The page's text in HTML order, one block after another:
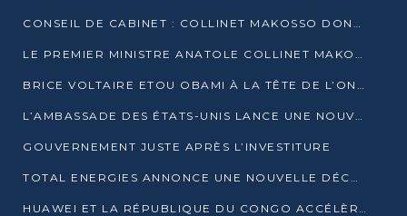
CONSEIL DE CABINET : COLLINET MAKOSSO DONNE SES DERNIÈRES ORIENTATIONS
LE PREMIER MINISTRE ANATOLE COLLINET MAKOSSO DÉMISSIONNE AVEC SON GOUVERNEMENT
BRICE VOLTAIRE ETOU OBAMI À LA TÊTE DE L’ONEC-C POUR TROIS ANS
L’AMBASSADE DES ÉTATS-UNIS LANCE UNE NOUVELLE COHORTE DU PROGRAMME ACCESS MICRO-SCHOLARSHIP
GOUVERNEMENT JUSTE APRÈS L’INVESTITURE
TOTAL ENERGIES ANNONCE UNE NOUVELLE DÉCOUVERTE D’HYDROCARBURES SUR LE PERMIS MOHO AU LARGE DU CONGO
HUAWEI ET LA RÉPUBLIQUE DU CONGO ACCÉLÈRENT LEUR PARTENARIAT